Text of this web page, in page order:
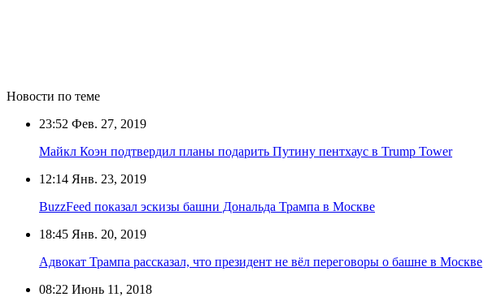
Новости по теме
23:52 Фев. 27, 2019
Майкл Коэн подтвердил планы подарить Путину пентхаус в Trump Tower
12:14 Янв. 23, 2019
BuzzFeed показал эскизы башни Дональда Трампа в Москве
18:45 Янв. 20, 2019
Адвокат Трампа рассказал, что президент не вёл переговоры о башне в Москве
08:22 Июнь 11, 2018